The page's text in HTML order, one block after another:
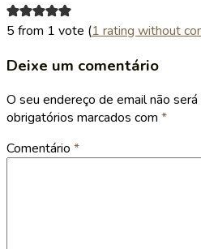
5 from 1 vote (1 rating without
Deixe um comentário
O seu endereço de email não será
obrigatórios marcados com *
Comentário *